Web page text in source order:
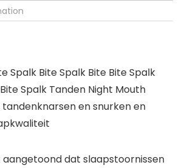
Spalk Bite Spalk Bite Bite Spalk
Spalk Tanden Night Mouth
en snurken en
dat slaapstoornissen